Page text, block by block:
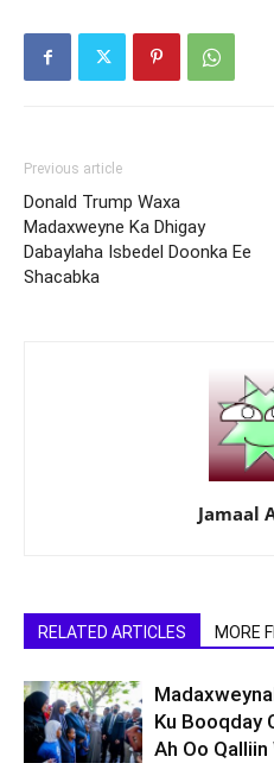
Previous article
Donald Trump Waxa
Madaxweyne Ka Dhigay
Dabaylaha Isbedel Doonka Ee
Shacabka
Jamaal
RELATED ARTICLES MORE
Ku Booqday
Ah Oo